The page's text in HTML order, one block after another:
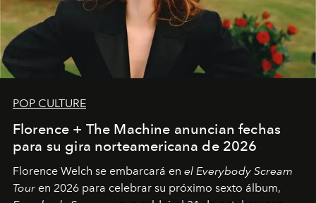
POP CULTURE
Florence + The Machine anuncian fechas
para su gira norteamericana de 2026
Florence Welch se embarcará en el Everybody Scream
Tour en 2026 para celebrar su próximo sexto álbum,